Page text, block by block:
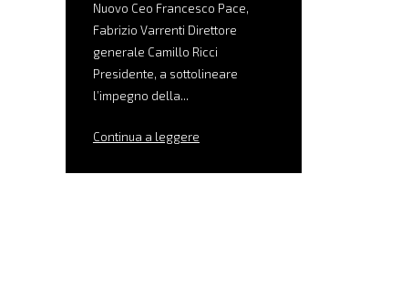
Nuovo Ceo Francesco Pace,
Fabrizio Varrenti Direttore
generale Camillo Ricci
Presidente, a sottolineare
l’impegno della...
Continua a leggere